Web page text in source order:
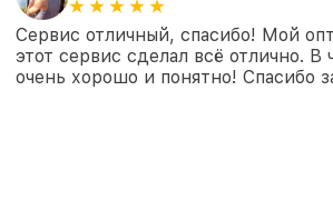
Сервис отличный, спасибо! Мой
этот сервис сделал всё отлично.
очень хорошо и понятно! Спасибо